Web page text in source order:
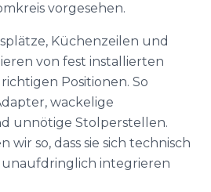
vorgesehen.
Küchenzeilen und
von fest installierten
Positionen. So
wackelige
unnötige Stolperstellen.
wir so, dass sie sich technisch
integrieren